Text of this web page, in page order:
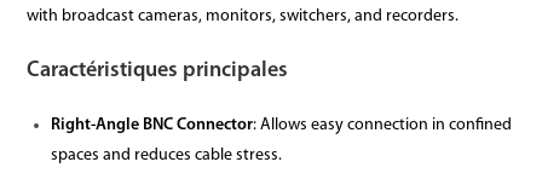
with broadcast cameras, monitors, switchers, and recorders.
Caractéristiques principales
Right-Angle BNC Connector: Allows easy connection in confined
spaces and reduces cable stress.